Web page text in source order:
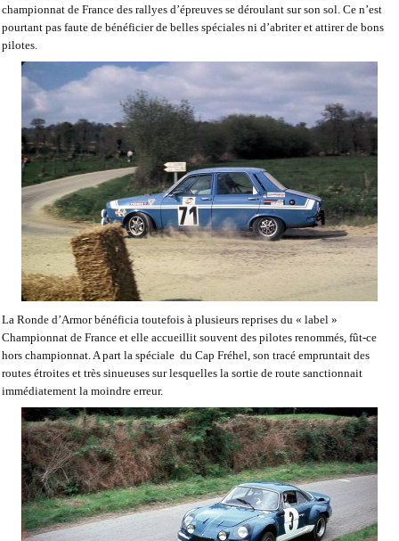
championnat de France des rallyes d’épreuves se déroulant sur son sol. Ce n’est
pourtant pas faute de bénéficier de belles spéciales ni d’abriter et attirer de bons
pilotes.
La Ronde d’Armor bénéficia toutefois à plusieurs reprises du « label »
Championnat de France et elle accueillit souvent des pilotes renommés, fût-ce
hors championnat. A part la spéciale du Cap Fréhel, son tracé empruntait des
routes étroites et très sinueuses sur lesquelles la sortie de route sanctionnait
immédiatement la moindre erreur.